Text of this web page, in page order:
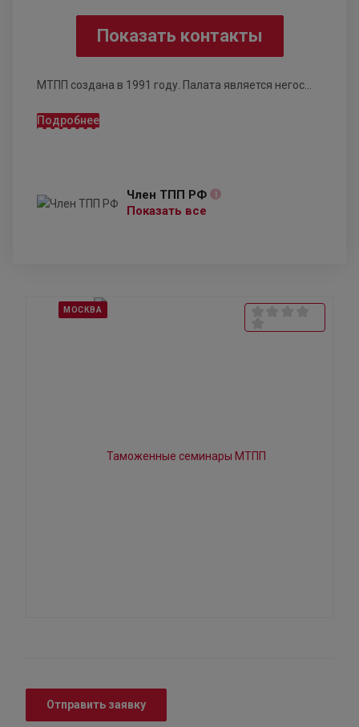
Показать контакты
МТПП создана в 1991 году. Палата является негос...
Подробнее
Член ТПП РФ i
Показать все
МОСКВА
Отправить заявку